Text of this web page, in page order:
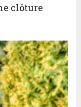
clôture